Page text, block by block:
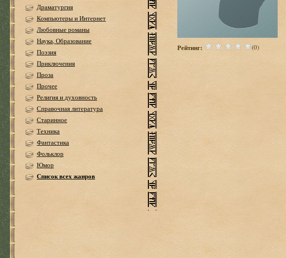
Драматургия
Компьютеры и Интернет
Любовные романы
Наука, Образование
Поэзия
Приключения
Проза
Прочее
Религия и духовность
Справочная литература
Старинное
Техника
Фантастика
Фольклор
Юмор
Список всех жанров
Рейтинг: (0)